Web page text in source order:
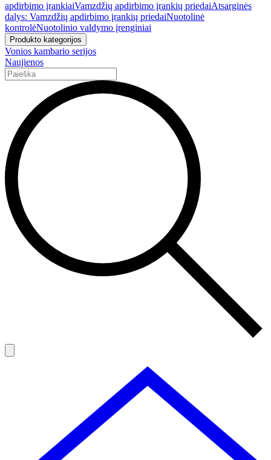
apdirbimo įrankiaiVamzdžių apdirbimo įrankių priedaiAtsarginės
dalys: Vamzdžių apdirbimo įrankių priedaiNuotolinė
kontrolėNuotolinio valdymo įrenginiai
Produkto kategorijos
Vonios kambario serijos
Naujienos